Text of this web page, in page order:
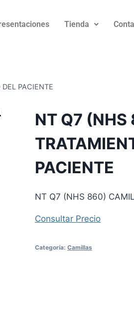
Tienda
PACIENTE
NT Q7
PACIENTE
NT Q7 (NHS 860)
Consultar Precio
Categoría: Camillas